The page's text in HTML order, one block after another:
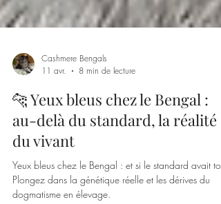
Cashmere Bengals
11 avr.
8 min de lecture
🐆 Yeux bleus chez le Bengal :
au-delà du standard, la réalité
du vivant